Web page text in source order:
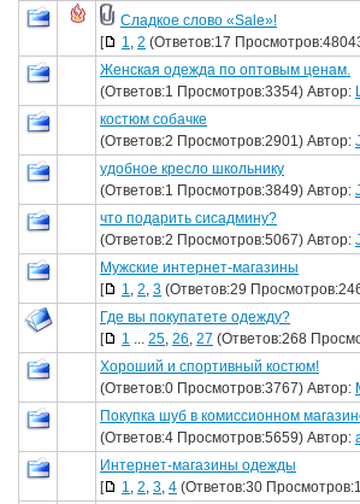
Сладкое слово «Sale»!
[
1, 2 (Ответов:17
Женская одежда по оптовым ценам.
(Ответов:1 Просмотров:3354) Автор:
костюм собачке
(Ответов:2 Просмотров:2901) Автор:
удобное кресло школьнику
(Ответов:1 Просмотров:3849) Автор:
что подарить сисадмину?
(Ответов:2 Просмотров:5067) Автор:
Мужские интернет-магазины
[
1, 2, 3 (Ответов:29
Где вы покупатете одежду?
[
1 ... 25, 26, 27 (Ответов:268
Хороший и спортивный костюм!
(Ответов:0 Просмотров:3767) Автор:
Покупка шуб в комиссионном
(Ответов:4 Просмотров:5659) Автор:
Интернет-магазины одежды
[
1, 2, 3, 4 (Ответов:30